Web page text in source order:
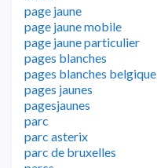
page jaune
page jaune mobile
page jaune particulier
pages blanches
pages blanches belgique
pages jaunes
pagesjaunes
parc
parc asterix
parc de bruxelles